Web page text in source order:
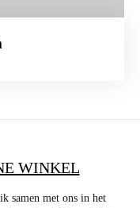
WINKEL
samen met ons in het